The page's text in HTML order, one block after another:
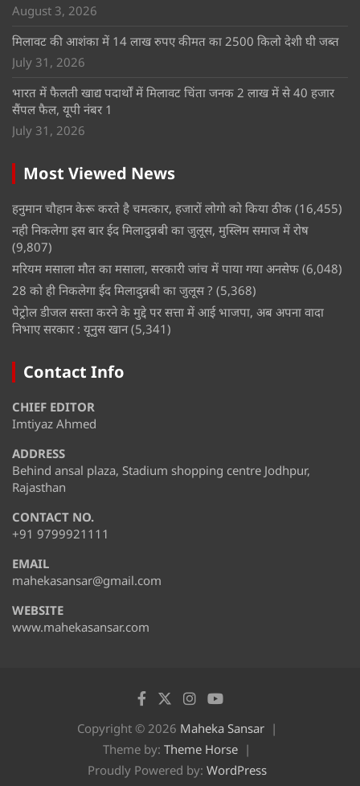
August 3, 2026
मिलावट की आशंका में 14 लाख रुपए कीमत का 2500 किलो देशी घी जब्त
July 31, 2026
भारत में फैलती खाद्य पदार्थों में मिलावट चिंता जनक 2 लाख में से 40 हजार
सैंपल फैल, यूपी नंबर 1
July 31, 2026
Most Viewed News
हनुमान चौहान केरू करते है चमत्कार, हजारों लोगो को किया ठीक (16,455)
नही निकलेगा इस बार ईद मिलादुन्नबी का जुलूस, मुस्लिम समाज में रोष
(9,807)
मरियम मसाला मौत का मसाला, सरकारी जांच में पाया गया अनसेफ (6,048)
28 को ही निकलेगा ईद मिलादुन्नबी का जुलूस ? (5,368)
पेट्रोल डीजल सस्ता करने के मुद्दे पर सत्ता में आई भाजपा, अब अपना वादा
निभाए सरकार : यूनुस खान (5,341)
Contact Info
CHIEF EDITOR
Imtiyaz Ahmed
ADDRESS
Behind ansal plaza, Stadium shopping centre Jodhpur,
Rajasthan
CONTACT NO.
+91 9799921111
EMAIL
mahekasansar@gmail.com
WEBSITE
www.mahekasansar.com
Copyright © 2026 Maheka Sansar
Theme by: Theme Horse
Proudly Powered by: WordPress